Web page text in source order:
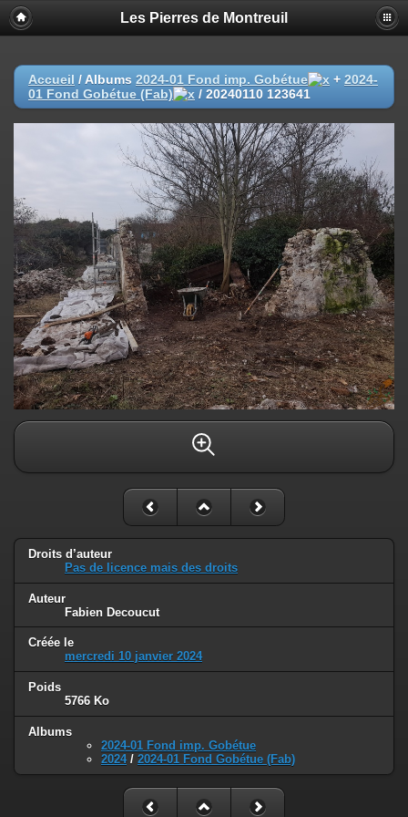
Les Pierres de Montreuil
Accueil / Albums 2024-01 Fond imp. Gobétue + 2024-
01 Fond Gobétue (Fab)
/ 20240110 123641
Droits d’auteur
Pas de licence mais des droits
Auteur
Fabien Decoucut
Créée le
mercredi 10 janvier 2024
Poids
5766 Ko
Albums
2024-01 Fond imp. Gobétue
2024/ 2024-01 Fond Gobétue (Fab)